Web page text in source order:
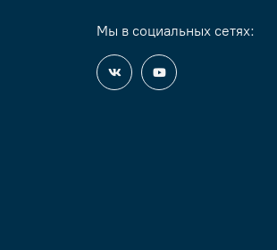
Мы в социальных сетях: